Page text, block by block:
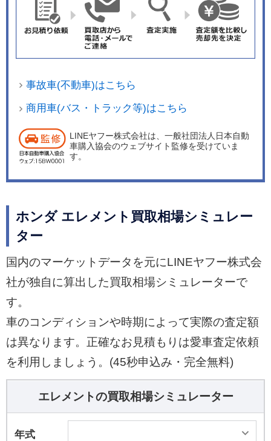
事故車(不動車)はこちら
商用車(バス・トラック等)はこちら
LINEヤフー株式会社は、一般社団法人日本自動
車購入協会のウェブサイト監修を受けていま
す。
ホンダ エレメント買取相場シミュレー
ター
国内のマーケットデータを元にLINEヤフー株式会
社が独自に算出した買取相場シミュレーターで
す。
車のコンディションや時期によって実際の査定額
は異なります。正確なお見積もりは愛車査定依頼
を利用しましょう。(45秒申込み・完全無料)
エレメントの買取相場シミュレーター
年式